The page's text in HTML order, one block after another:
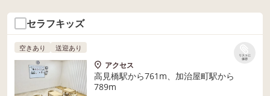
セラフキッズ
リストに
保存
空きあり 送迎あり
アクセス
高見橋駅から761m、加治屋町駅から
789m